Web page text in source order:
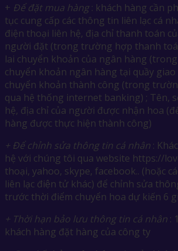
+ Để đặt mua hàng : khách hàng cần
tục cung cấp các thông tin liên lạc cá
điện thoại liên hệ, địa chỉ thanh toán
người đặt (trong trường hợp thanh
lai chuyển khoản của ngân hàng
chuyển khoản ngân hàng tại quầy giao
chuyển khoản thành công (trong
qua hệ thống internet banking) ; Tên,
hệ, địa chỉ của người được nhận hoa
hàng được thực hiện thành công)
+ Để chỉnh sửa thông tin cá nhân :
hệ với chúng tôi qua website https://
thoại, yahoo, skype, facebook.. (hoặc
liên lạc điện tử khác) để chỉnh sửa
trước thời điểm chuyển hoa dự kiến 6
+ Thời hạn bảo lưu thông tin cá nhân :
khách hàng đặt hàng của công ty